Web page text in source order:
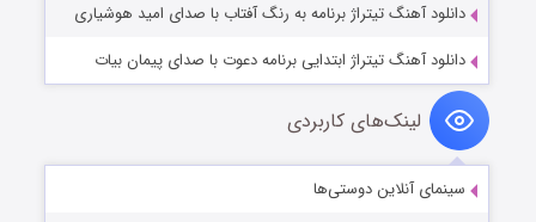
دانلود آهنگ تیتراژ برنامه به رنگ آفتاب با صدای امید هوشیاری
دانلود آهنگ تیتراژ ابتدایی برنامه دعوت با صدای پیمان بیات
لینک‌های کاربردی
سینمای آنلاین دوستی‌ها